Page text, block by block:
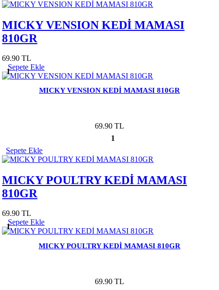
MICKY VENSION KEDİ MAMASI
810GR
69.90 TL
1
Sepete Ekle
MICKY VENSION KEDİ MAMASI 810GR
69.90 TL
1
Sepete Ekle
MICKY POULTRY KEDİ MAMASI
810GR
69.90 TL
1
Sepete Ekle
MICKY POULTRY KEDİ MAMASI 810GR
69.90 TL